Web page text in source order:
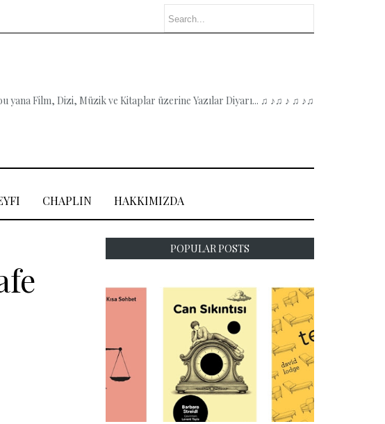
yana Film, Dizi, Müzik ve Kitaplar üzerine Yazılar Diyarı... ♫ ♪♫ ♪ ♫ ♪♫
CHAPLIN HAKKIMIZDA
POPULAR POSTS